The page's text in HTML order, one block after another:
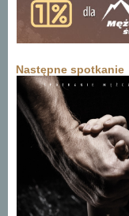
Następne spotkanie